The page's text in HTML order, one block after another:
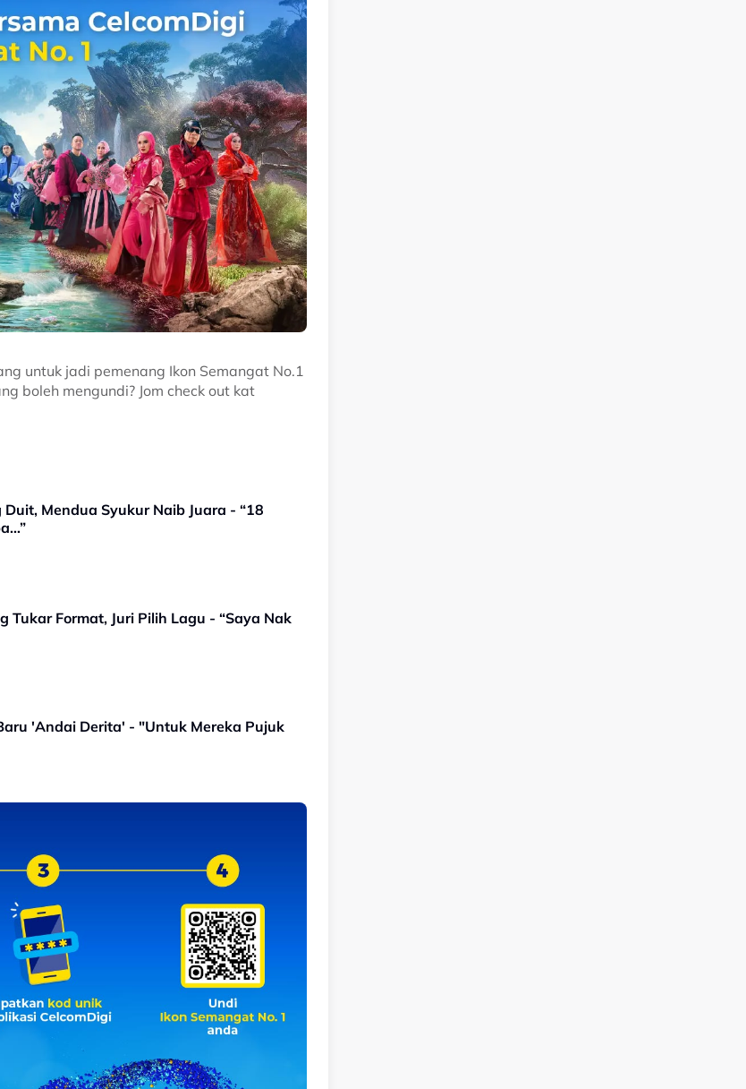
untuk jadi pemenang Ikon Semangat No.1
boleh mengundi? Jom check out kat
Mendua Syukur Naib Juara - “18
Tukar Format, Juri Pilih Lagu - “Saya Nak
'Andai Derita' - "Untuk Mereka Pujuk